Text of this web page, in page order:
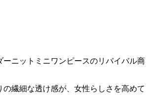
ニットミニワンピースのリバイバル商
繊細な透け感が、女性らしさを高めて